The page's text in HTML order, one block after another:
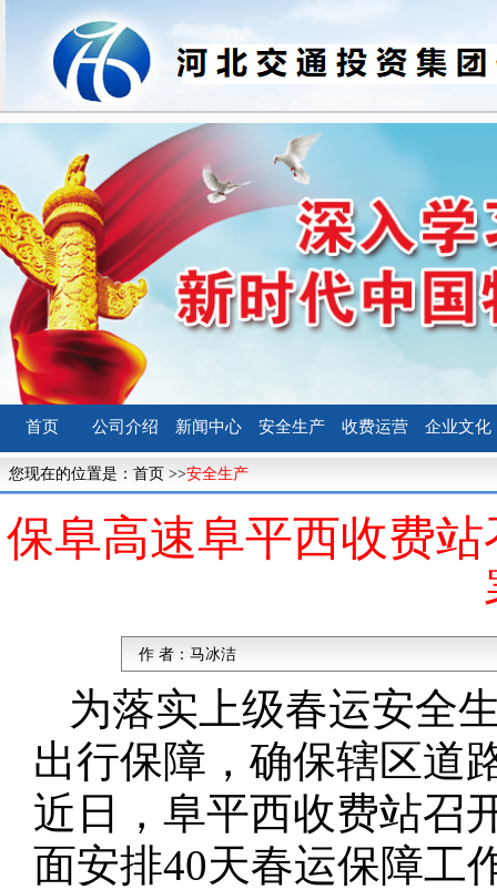
首页 公司介绍 新闻中心 安全生产 收费运营 企业文化
您现在的位置是： 首页 >>安全生产
保阜高速阜平西收费
作 者： 马冰洁
为落实上级春运安全
出行保障，确保辖区道
近日，阜平西收费站召
面安排40天春运保障工